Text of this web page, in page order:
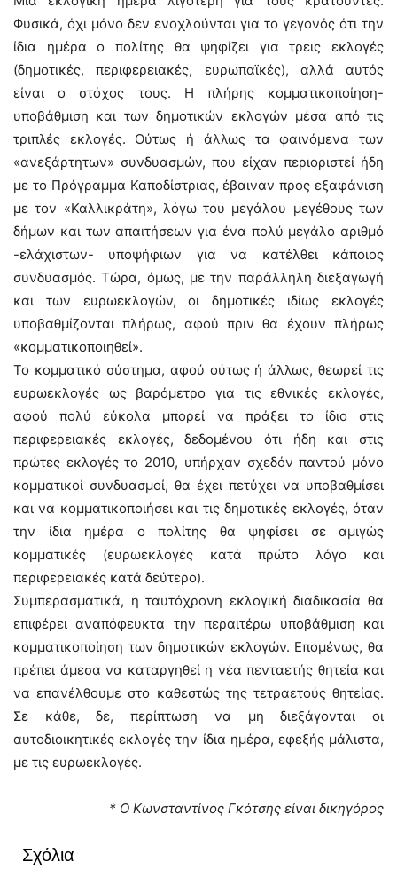
Φυσικά, όχι μόνο δεν ενοχλούνται για το γεγονός ότι την
ίδια ημέρα ο πολίτης θα ψηφίζει για τρεις εκλογές
(δημοτικές, περιφερειακές, ευρωπαϊκές), αλλά αυτός
είναι ο στόχος τους. Η πλήρης κομματικοποίηση-
υποβάθμιση και των δημοτικών εκλογών μέσα από τις
τριπλές εκλογές. Ούτως ή άλλως τα φαινόμενα των
«ανεξάρτητων» συνδυασμών, που είχαν περιοριστεί ήδη
με το Πρόγραμμα Καποδίστριας, έβαιναν προς εξαφάνιση
με τον «Καλλικράτη», λόγω του μεγάλου μεγέθους των
δήμων και των απαιτήσεων για ένα πολύ μεγάλο αριθμό
-ελάχιστων- υποψήφιων για να κατέλθει κάποιος
συνδυασμός. Τώρα, όμως, με την παράλληλη διεξαγωγή
και των ευρωεκλογών, οι δημοτικές ιδίως εκλογές
υποβαθμίζονται πλήρως, αφού πριν θα έχουν πλήρως
«κομματικοποιηθεί».
Το κομματικό σύστημα, αφού ούτως ή άλλως, θεωρεί τις
ευρωεκλογές ως βαρόμετρο για τις εθνικές εκλογές,
αφού πολύ εύκολα μπορεί να πράξει το ίδιο στις
περιφερειακές εκλογές, δεδομένου ότι ήδη και στις
πρώτες εκλογές το 2010, υπήρχαν σχεδόν παντού μόνο
κομματικοί συνδυασμοί, θα έχει πετύχει να υποβαθμίσει
και να κομματικοποιήσει και τις δημοτικές εκλογές, όταν
την ίδια ημέρα ο πολίτης θα ψηφίσει σε αμιγώς
κομματικές (ευρωεκλογές κατά πρώτο λόγο και
περιφερειακές κατά δεύτερο).
Συμπερασματικά, η ταυτόχρονη εκλογική διαδικασία θα
επιφέρει αναπόφευκτα την περαιτέρω υποβάθμιση και
κομματικοποίηση των δημοτικών εκλογών. Επομένως, θα
πρέπει άμεσα να καταργηθεί η νέα πενταετής θητεία και
να επανέλθουμε στο καθεστώς της τετραετούς θητείας.
Σε κάθε, δε, περίπτωση να μη διεξάγονται οι
αυτοδιοικητικές εκλογές την ίδια ημέρα, εφεξής μάλιστα,
με τις ευρωεκλογές.
* Ο Κωνσταντίνος Γκότσης είναι δικηγόρος
Σχόλια